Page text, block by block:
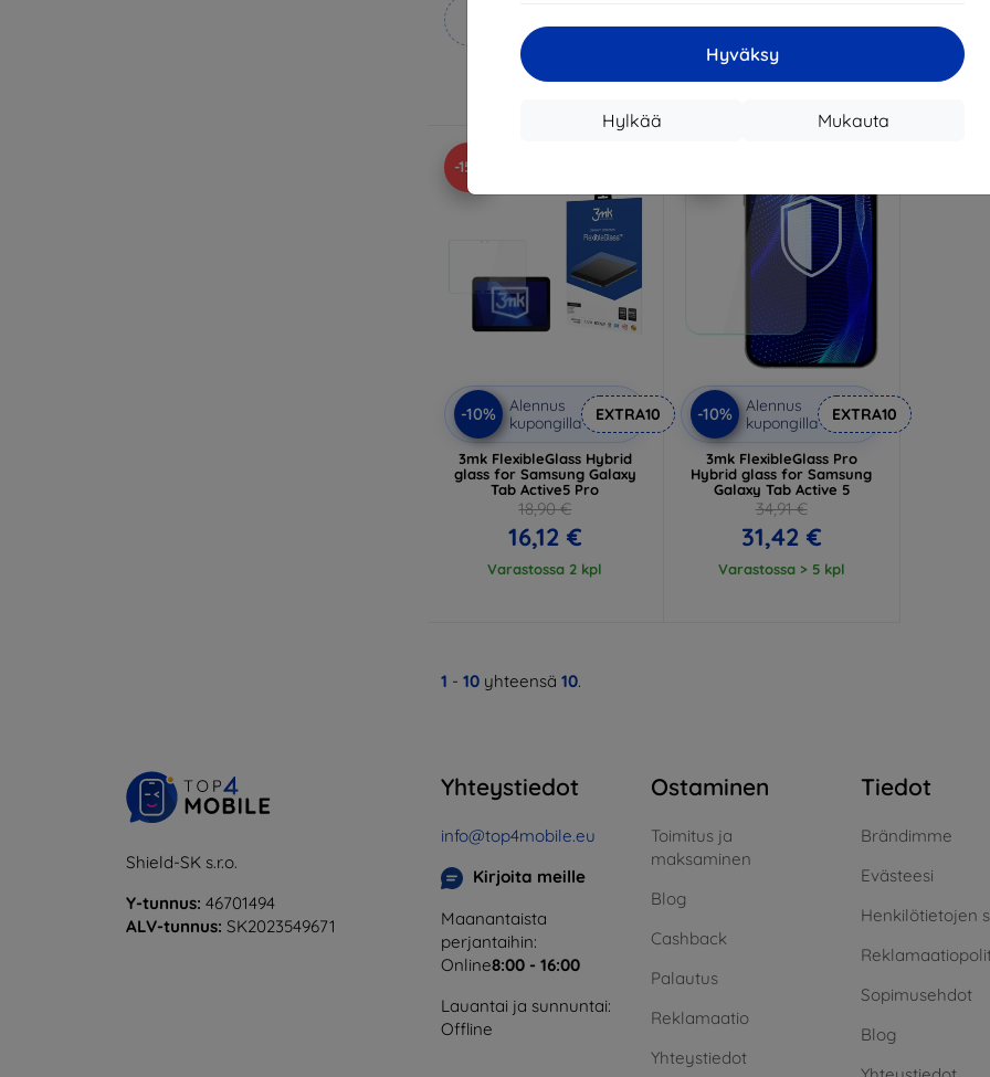
Hyväksy
Mukauta
Hylkää
valmistettu
21,90 € Varastossa > 5 kpl
-15%
-10%
Alennus
kupongilla
EXTRA10
3mk FlexibleGlass Hybrid
glass for Samsung Galaxy
Tab Active5 Pro
18,90 €
16,12 €
Varastossa 2 kpl
-10%
Alennus
kupongilla
EXTRA10
3mk FlexibleGlass Pro
Hybrid glass for Samsung
Galaxy Tab Active 5
34,91 €
31,42 €
Varastossa > 5 kpl
1 - 10 yhteensä 10.
Shield-SK s.r.o.
Y-tunnus: 46701494
ALV-tunnus: SK2023549671
Yhteystiedot
info@top4mobile.eu
Kirjoita meille
Maanantaista
perjantaihin:
Online8:00 - 16:00
Lauantai ja sunnuntai:
Offline
Ostaminen
Toimitus ja
maksaminen
Blog
Cashback
Palautus
Reklamaatio
Yhteystiedot
Tiedot
Brändimme
Evästeesi
Henkilötietojen
Sopimusehdot
Blog